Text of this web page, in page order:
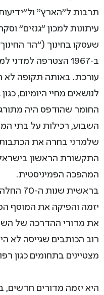
תרבות ל"הארץ"
עיתונות למכון "גנזים"
שעסקו בחינוך ("הד
ב-1967 הצטרפה
עורכת. באותה תקופה לא
לנושאים מחיי היומיום,
החומר שהודפס היה
השבוע, רכילות על בתי
שלמדני בחרה את
התקשורת הראשון
המהפכה הפמיניסטית.
בראשית
רוב הכותבים שגייסה לא
מצטיינים בתחומים כגון
היא יזמה מדורים חדשים,